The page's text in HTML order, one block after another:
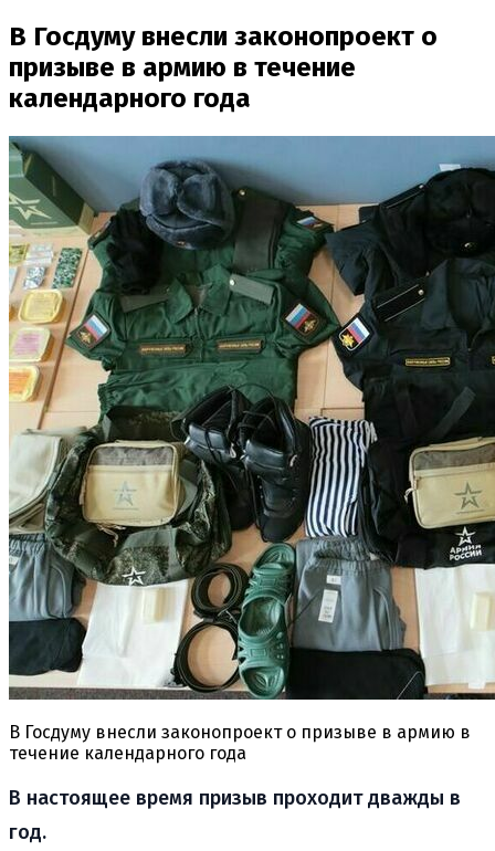
В Госдуму внесли законопроект о
призыве в армию в течение
календарного года
В Госдуму внесли законопроект о призыве в армию в
течение календарного года
В настоящее время призыв проходит дважды в
год.